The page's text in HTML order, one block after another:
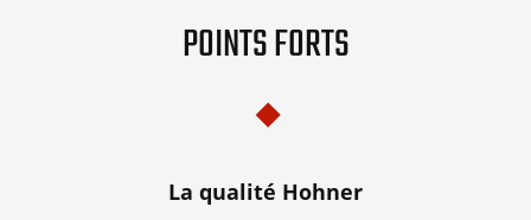
POINTS FORTS
La qualité Hohner